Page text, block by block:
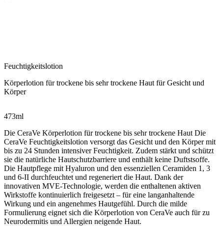
Feuchtigkeitslotion
Körperlotion für trockene bis sehr trockene Haut für Gesicht und
Körper
473ml
Die CeraVe Körperlotion für trockene bis sehr trockene Haut Die
CeraVe Feuchtigkeitslotion versorgt das Gesicht und den Körper mit
bis zu 24 Stunden intensiver Feuchtigkeit. Zudem stärkt und schützt
sie die natürliche Hautschutzbarriere und enthält keine Duftstsoffe.
Die Hautpflege mit Hyaluron und den essenziellen Ceramiden 1, 3
und 6-II durchfeuchtet und regeneriert die Haut. Dank der
innovativen MVE-Technologie, werden die enthaltenen aktiven
Wirkstoffe kontinuierlich freigesetzt – für eine langanhaltende
Wirkung und ein angenehmes Hautgefühl. Durch die milde
Formulierung eignet sich die Körperlotion von CeraVe auch für zu
Neurodermitis und Allergien neigende Haut.